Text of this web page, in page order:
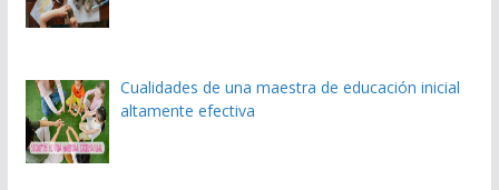
Cualidades de una maestra de educación inicial
altamente efectiva